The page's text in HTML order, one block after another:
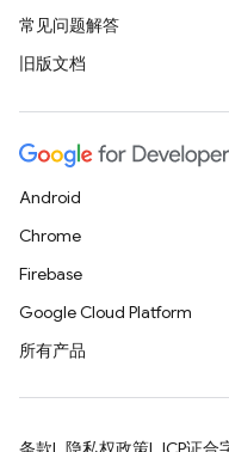
常见问题解答
旧版文档
Android
Chrome
Firebase
Google Cloud Platform
所有产品